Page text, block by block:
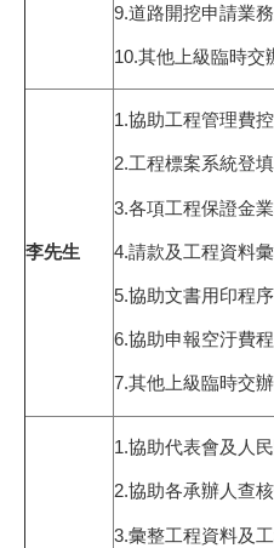
9.道路開挖申請業
10.其他上級臨時交
李先生
1.協助工程管理費控
2.工程標案系統登填
3.各項工程保證金業
4.請款及工程資料
5.協助文書用印程序
6.協助申報空汙費程
7.其他上級臨時交辦
1.協助代表會及人
2.協助各承辦人查核
3.彙整工程資料及